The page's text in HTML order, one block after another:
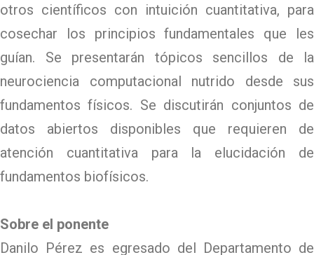
otros científicos con intuición cuantitativa, para
cosechar los principios fundamentales que les
guían. Se presentarán tópicos sencillos de la
neurociencia computacional nutrido desde sus
fundamentos físicos. Se discutirán conjuntos de
datos abiertos disponibles que requieren de
atención cuantitativa para la elucidación de
fundamentos biofísicos.
Sobre el ponente
Danilo Pérez es egresado del Departamento de